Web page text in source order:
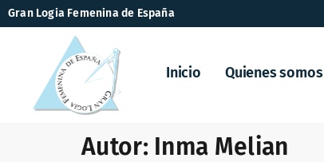
Gran Logia Femenina de España
Inicio Quienes somos
Autor: Inma Melian